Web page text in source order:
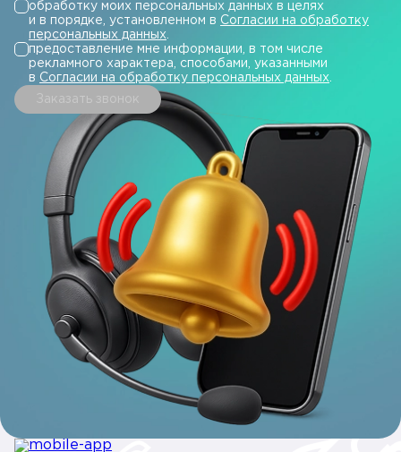
обработку моих персональных данных в целях
и в порядке, установленном в Согласии на обработку
персональных данных
предоставление мне информации, в том числе
рекламного характера, способами, указанными
в Согласии на обработку персональных данных
Заказать звонок